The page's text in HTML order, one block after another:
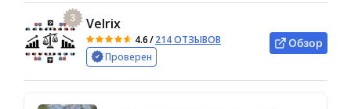
3 Velrix
4.6/214 ОТЗЫВОВ
Проверен
Обзор